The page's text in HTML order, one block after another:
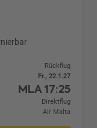
Rückflug
Fr., 22.1.27
MLA 17:25
Direktflug
Air Malta